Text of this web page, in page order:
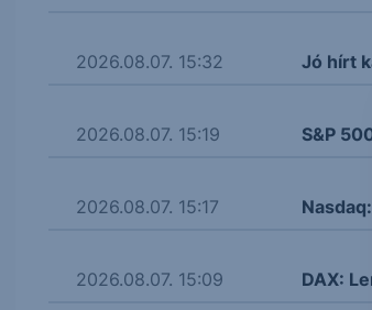
2026.08.07. 15:32 Jó hírt
2026.08.07. 15:19 S&P
2026.08.07. 15:17
2026.08.07. 15:09 DAX: